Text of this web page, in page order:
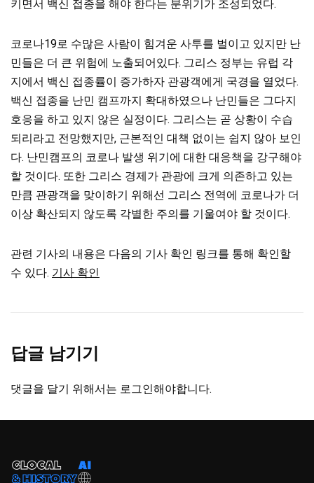
키면서 백신 접종을 해야 한다는 분위기가 조성되었다.
코로나19로 수많은 사람이 힘겨운 사투를 벌이고 있지만 난
민들은 더 큰 위험에 노출되어있다. 그리스 정부는 유럽 각
지에서 백신 접종률이 증가하자 관광객에게 국경을 열었다.
백신 접종을 난민 캠프까지 확대하였으나 난민들은 그다지
호응을 하고 있지 않은 실정이다. 그리스는 곧 상황이 수습
되리라고 전망했지만, 근본적인 대책 없이는 쉽지 않아 보인
다. 난민캠프의 코로나 발생 위기에 대한 대응책을 강구해야
할 것이다. 또한 그리스 경제가 관광에 크게 의존하고 있는
만큼 관광객을 맞이하기 위해선 그리스 전역에 코로나가 더
이상 확산되지 않도록 각별한 주의를 기울여야 할 것이다.
관련 기사의 내용은 다음의 기사 확인 링크를 통해 확인할
수 있다. 기사 확인
답글 남기기
댓글을 달기 위해서는 로그인해야합니다.